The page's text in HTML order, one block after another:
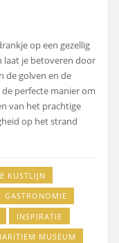
op een gezellig
laat je betoveren door
de golven en de
perfecte manier om
van het prachtige
op het strand
KUSTLIJN
GASTRONOMIE
INSPIRATIE
MUSEUM